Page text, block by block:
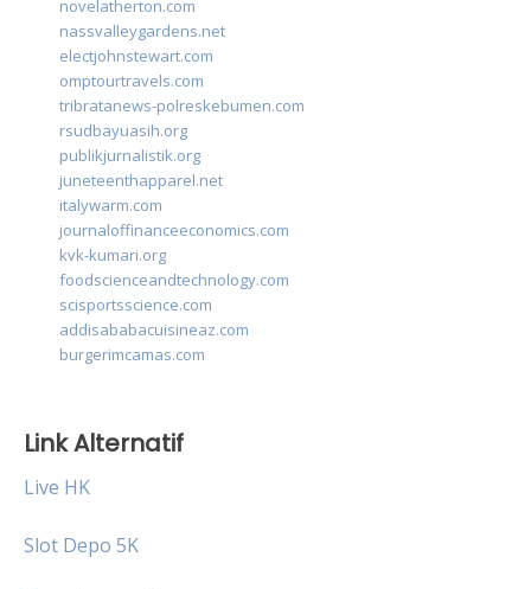
novelatherton.com
nassvalleygardens.net
electjohnstewart.com
omptourtravels.com
tribratanews-polreskebumen.com
rsudbayuasih.org
publikjurnalistik.org
juneteenthapparel.net
italywarm.com
journaloffinanceeconomics.com
kvk-kumari.org
foodscienceandtechnology.com
scisportsscience.com
addisababacuisineaz.com
burgerimcamas.com
Link Alternatif
Live HK
Slot Depo 5K